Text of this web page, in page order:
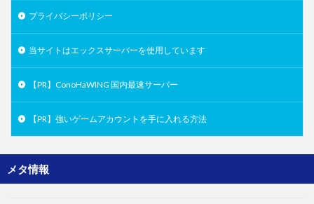
プライバシーポリシー
当サイトはエックスサーバーを使用しています
【PR】ConoHaWING 国内最速サーバー
【PR】強いゲームアカウントを手に入れる方法
メタ情報